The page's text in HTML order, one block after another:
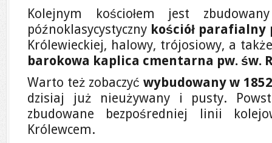
Kolejnym kościołem jest
późnoklasycystyczny kościół parafialny
Królewieckiej, halowy, trójosiowy, a
barokowa kaplica cmentarna pw. św.
Warto też zobaczyć wybudowany w
dzisiaj już nieużywany i pusty.
zbudowane bezpośredniej linii
Królewcem.